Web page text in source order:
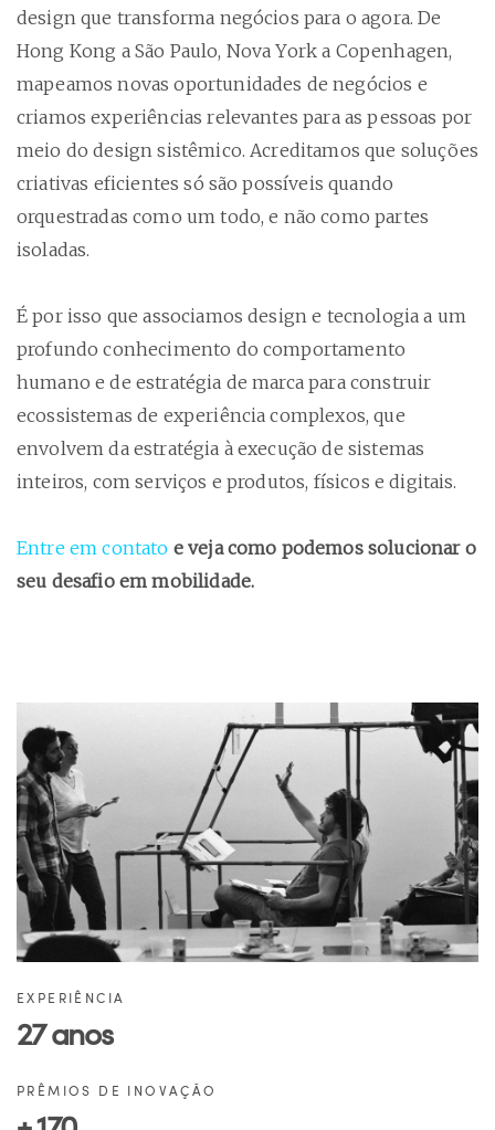
design que transforma negócios para o agora.De
Hong Kong a São Paulo, Nova York a Copenhagen,
mapeamos novas oportunidades de negócios e
criamos experiências relevantes para as pessoas por
meio do design sistêmico. Acreditamos que soluções
criativas eficientes só são possíveis quando
orquestradas como um todo, e não como partes
isoladas.
É por isso que associamos design e tecnologia a um
profundo conhecimento do comportamento
humano e de estratégia de marca para construir
ecossistemas de experiência complexos, que
envolvem da estratégia à execução de sistemas
inteiros, com serviços e produtos, físicos e digitais.
Entre em contato e veja como podemos solucionar o
seu desafio em mobilidade.
EXPERIÊNCIA
27 anos
PRÊMIOS DE INOVAÇÃO